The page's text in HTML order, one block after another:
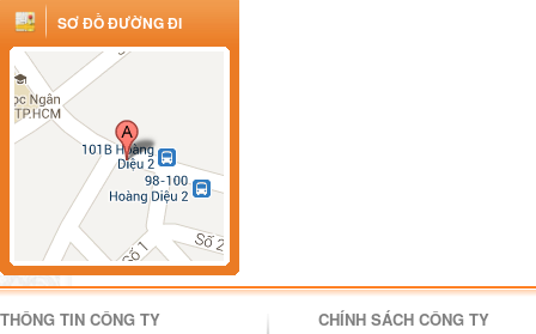
SƠ ĐỒ ĐƯỜNG ĐI
THÔNG TIN CÔNG TY CHÍNH SÁCH CÔNG TY